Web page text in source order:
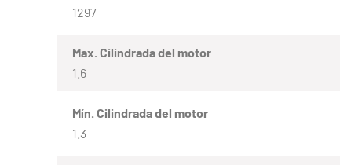
1297
Max. Cilindrada del motor
1.6
Mín. Cilindrada del motor
1.3